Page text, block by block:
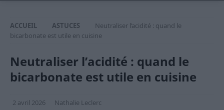
ACCUEIL ASTUCES
Neutraliser l’acidité : quand le
bicarbonate est utile en cuisine
Neutraliser l’acidité : quand le
bicarbonate est utile en cuisine
2 avril 2026 Nathalie Leclerc